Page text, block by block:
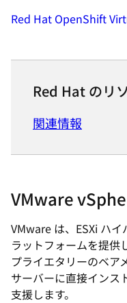
Red Hat OpenShift
Red Hat のリ
関連情報
VMware
VMware は、ESXi ハ
ラットフォームを提供
プライエタリーのベア
サーバーに直接インス
支援します。